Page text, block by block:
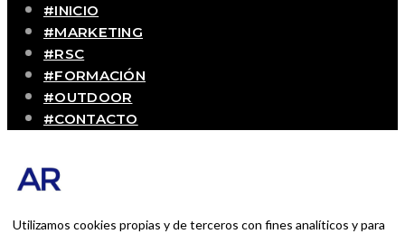
#INICIO
#MARKETING
#RSC
#FORMACIÓN
#OUTDOOR
#CONTACTO
Blog personal y profesional de Andrés Romero.
persona que disfruta con lo que hace cada día
Utilizamos cookies propias y de terceros con fines analíticos y para